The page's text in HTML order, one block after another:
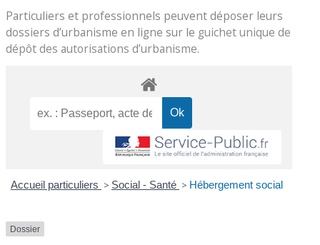
Particuliers et professionnels peuvent déposer leurs
dossiers d’urbanisme en ligne sur le guichet unique de
dépôt des autorisations d’urbanisme.
Accueil particuliers > Social - Santé > Hébergement social
Dossier